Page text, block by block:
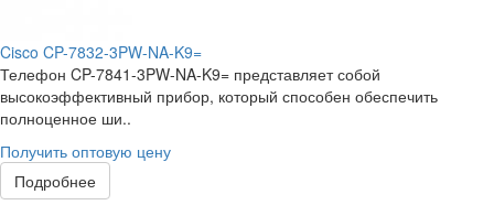
Cisco CP-7832-3PW-NA-K9=
Телефон CP-7841-3PW-NA-K9= представляет собой
высокоэффективный прибор, который способен обеспечить
полноценное ши..
Получить оптовую цену
Подробнее